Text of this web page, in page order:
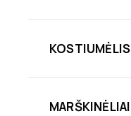
KOSTIUMĖLIS
MARŠKINĖLIAI